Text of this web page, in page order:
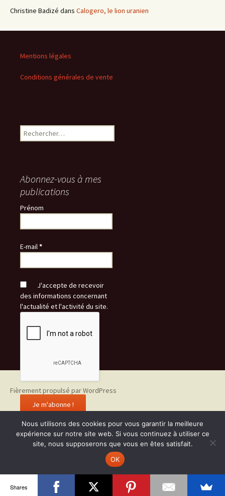
Christine Badizé dans Calogero, le lion uranien
Mentions légales
Conditions générales de vente
Rechercher :
Abonnez-vous à mes
publications
Prénom
E-mail*
J'accepte de recevoir
des informations concernant
l'actualité et l'activité du site.
Fièrement propulsé par WordPress
Nous utilisons des cookies pour vous garantir la meilleure
expérience sur notre site web. Si vous continuez à utiliser ce
site, nous supposerons que vous en êtes satisfait.
OK
Shares